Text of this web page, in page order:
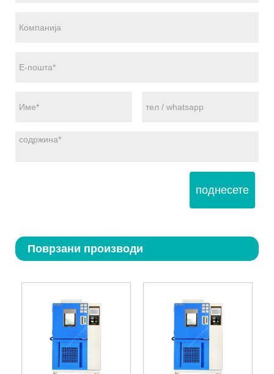
поднесете
Поврзани производи